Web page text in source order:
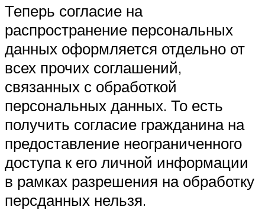
Теперь согласие на
распространение персональных
данных оформляется отдельно от
всех прочих соглашений,
связанных с обработкой
персональных данных. То есть
получить согласие гражданина на
предоставление неограниченного
доступа к его личной информации
в рамках разрешения на обработку
персданных нельзя.